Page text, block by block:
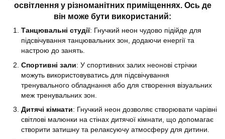
освітлення у різноманітних приміщеннях. Ось де
він може бути використаний:
Танцювальні студії: Гнучкий неон чудово підійде для
підсвічування танцювальних зон, додаючи енергії та
настрою до занять.
Спортивні зали: У спортивних залих неонові стрічки
можуть використовуватись для підсвічування
тренувального обладнання або для створення візуальних
меж тренувальних зон.
Дитячі кімнати: Гнучкий неон дозволяє створювати чарівні
світлові малюнки на стінах дитячої кімнати, що допомагає
створити затишну та релаксуючу атмосферу для дитини.